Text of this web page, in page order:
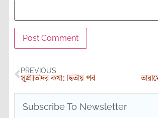
PREVIOUS
সুপ্রীতিদির কথা: দ্বিতীয় পর্ব
Subscribe To Newsletter